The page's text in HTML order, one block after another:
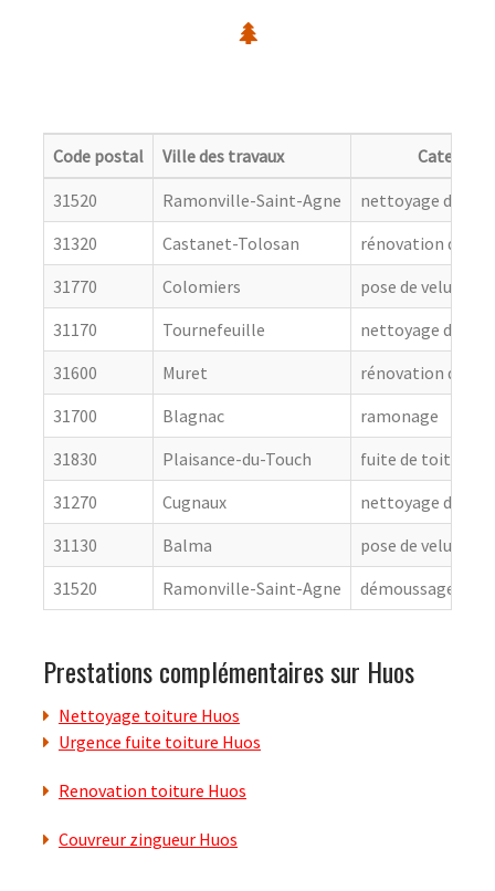
Code postal Ville des travaux
Categorie
31520
Ramonville-Saint-Agne
nettoyage de
31320
Castanet-Tolosan
rénovation de
31770
Colomiers
pose de velux
31170
Tournefeuille
nettoyage de
31600
Muret
rénovation de
31700
Blagnac
ramonage
31830
Plaisance-du-Touch
fuite de toiture
31270
Cugnaux
nettoyage de
31130
Balma
pose de velux
31520
Ramonville-Saint-Agne démoussage de
Prestations complémentaires sur Huos
Nettoyage toiture Huos
Urgence fuite toiture Huos
Renovation toiture Huos
Couvreur zingueur Huos